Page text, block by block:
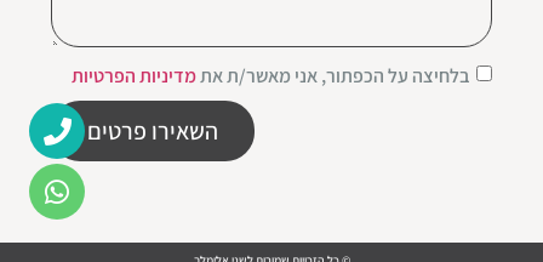
בלחיצה על הכפתור, אני מאשר/ת אתמדיניות הפרטיות
השאירו פרטים